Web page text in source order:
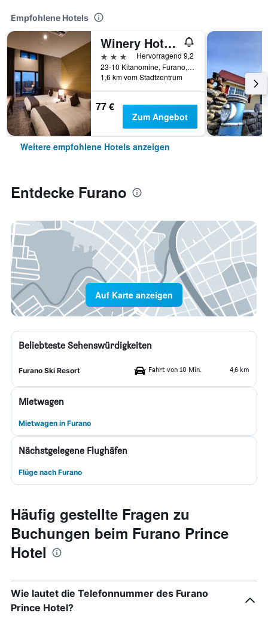
Empfohlene Hotels
Winery Hotel And Condominium Hitohana
3 Sterne
Hervorragend 9,2
23-10 Kitanomine, Furano, Japan
1,6 km vom Stadtzentrum
77 €
Zum Angebot
Weitere empfohlene Hotels anzeigen
Entdecke Furano
Auf Karte anzeigen
Beliebteste Sehenswürdigkeiten
Furano Ski Resort Fahrt von 10 Min. 4,6 km
Mietwagen
Mietwagen in Furano
Nächstgelegene Flughäfen
Flüge nach Furano
Häufig gestellte Fragen zu
Buchungen beim Furano Prince
Hotel
Wie lautet die Telefonnummer des Furano
Prince Hotel?